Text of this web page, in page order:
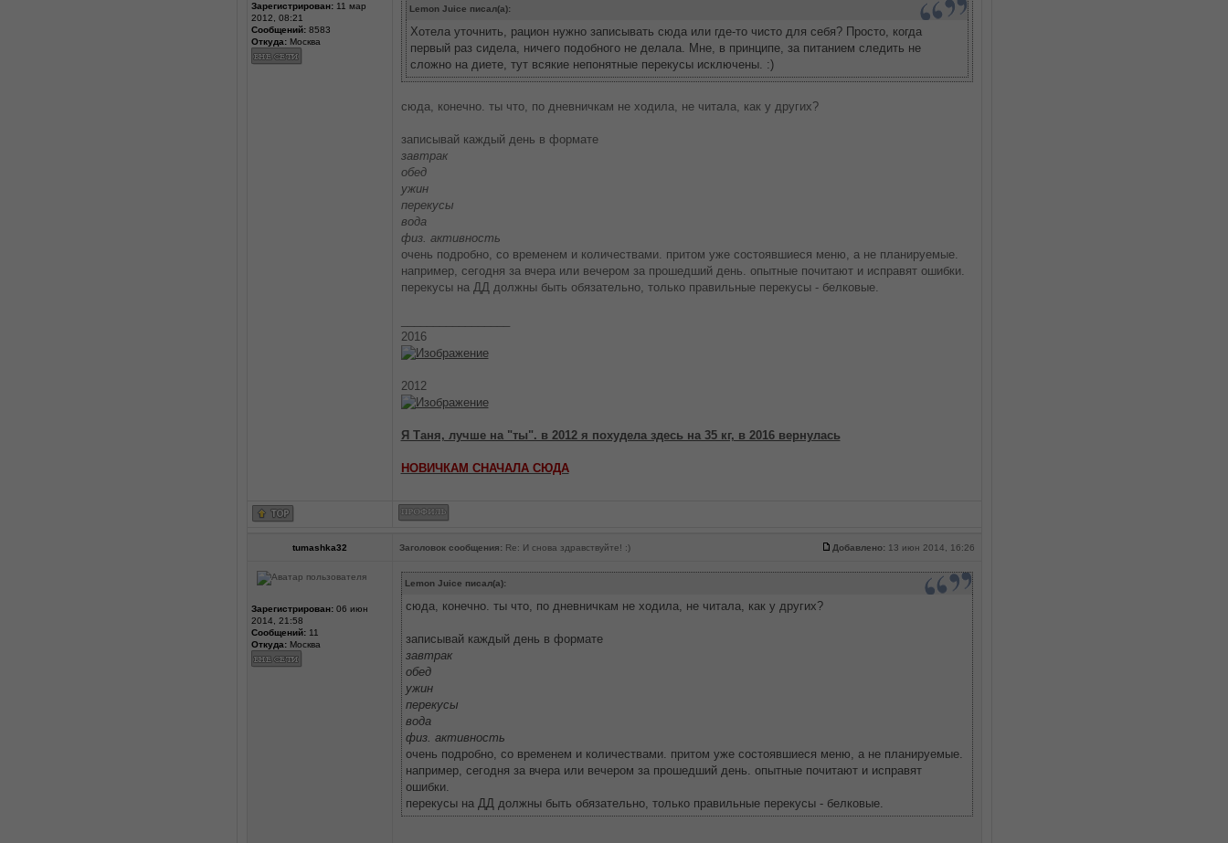
Зарегистрирован:11 мар
2012, 08:21
Сообщений:8583
Откуда:Москва
Lemon Juice писал(а):
Хотела уточнить, рацион нужно записывать сюда или где-то чисто для себя? Просто, когда
первый раз сидела, ничего подобного не делала. Мне, в принципе, за питанием следить не
сложно на диете, тут всякие непонятные перекусы исключены. :)
сюда, конечно. ты что, по дневничкам не ходила, не читала, как у других?
записывай каждый день в формате
завтрак
обед
ужин
перекусы
вода
физ. активность
очень подробно, со временем и количествами. притом уже состоявшиеся меню, а не планируемые.
например, сегодня за вчера или вечером за прошедший день. опытные почитают и исправят ошибки.
перекусы на ДД должны быть обязательно, только правильные перекусы - белковые.
2016
2012
Я Таня, лучше на "ты". в 2012 я похудела здесь на 35 кг, в 2016 вернулась
НОВИЧКАМ СНАЧАЛА СЮДА
tumashka32 Заголовок сообщения: Re: И снова здравствуйте! :) Добавлено: 13 июн 2014, 16:26
Зарегистрирован:06 июн
2014, 21:58
Сообщений:11
Откуда:Москва
Lemon Juice писал(а):
сюда, конечно. ты что, по дневничкам не ходила, не читала, как у других?
записывай каждый день в формате
завтрак
обед
ужин
перекусы
вода
физ. активность
очень подробно, со временем и количествами. притом уже состоявшиеся меню, а не планируемые.
например, сегодня за вчера или вечером за прошедший день. опытные почитают и исправят
ошибки.
перекусы на ДД должны быть обязательно, только правильные перекусы - белковые.